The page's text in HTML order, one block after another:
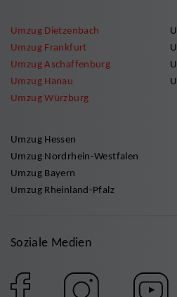
Umzug Dietzenbach
Umzug Frankfurt
Umzug Aschaffenburg
Umzug Hanau
Umzug Würzburg
Umzug Hessen
Umzug Nordrhein-Westfalen
Umzug Bayern
Umzug Rheinland-Pfalz
Soziale Medien